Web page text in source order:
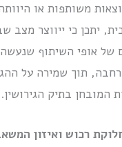
משותפות או
יתכן כי ייווצר מצב
של אופי השיתוף
תוך שמירה על
המובחן בתיק הגירושין.
רכוש ואיזון